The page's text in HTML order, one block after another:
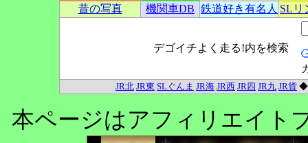
昔の写真
機関車DB 鉄道好き有名人 SLリ
デゴイチよく走る!内を検索
JR北 JR東 SLぐんま JR海 JR西 JR四 JR九 JR貨
本ページはアフィリエイト